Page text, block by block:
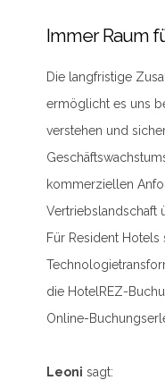
Immer Raum
Die langfristige
ermöglicht es uns
verstehen und
kommerziellen
Vertriebslandschaft
Für Resident Hotels
die HotelREZ-
Online-
Leoni sagt: